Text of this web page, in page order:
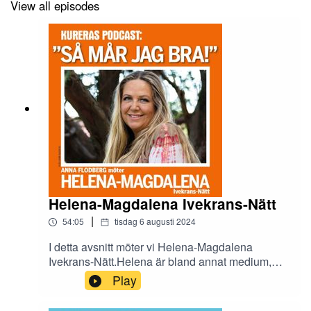
Hon tar också upp sitt hjärteämne hormoner och hur
man med rätt tänk kring kost och leverne kan uppnå
optimal hälsa på naturlig väg.
View all episodes
Helena-Magdalena Ivekrans-Nätt
54:05 | tisdag 6 augusti 2024
I detta avsnitt möter vi Helena-Magdalena
Ivekrans-Nätt.Helena är bland annat medium,
astrolog, författare, föreläsare, framgångscoach,
poddare och sångerska.Helena-Magdalena
berättar om hennes stora intresse för själavård
Play